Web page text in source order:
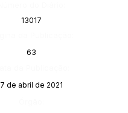
13017
63
7 de abril de 2021